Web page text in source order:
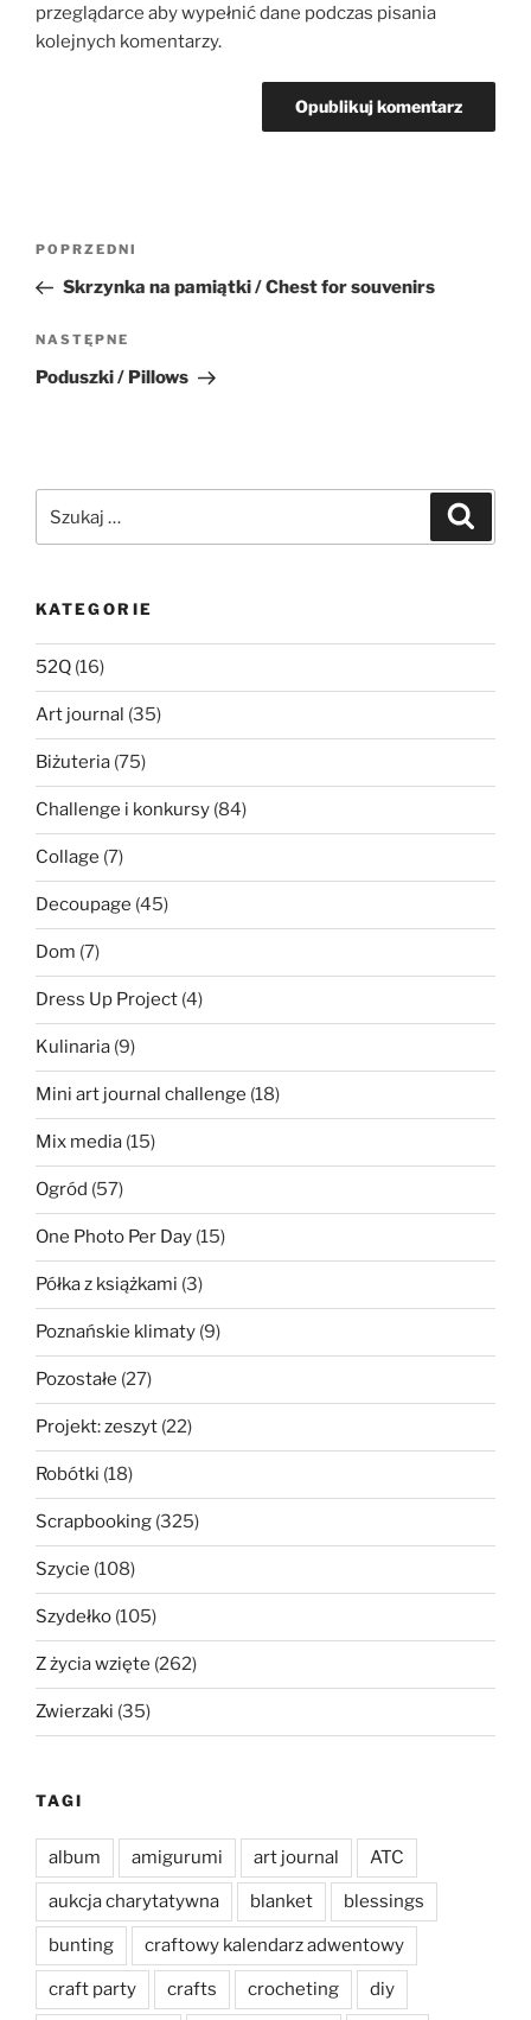
przeglądarce aby wypełnić dane podczas pisania
kolejnych komentarzy.
Nawigacja
Poprzedni
wpis
POPRZEDNI
Skrzynka na pamiątki / Chest for souvenirs
Następny
wpis
NASTĘPNE
Poduszki / Pillows
KATEGORIE
52Q (16)
Art journal (35)
Biżuteria (75)
Challenge i konkursy (84)
Collage (7)
Decoupage (45)
Dom (7)
Dress Up Project (4)
Kulinaria (9)
Mini art journal challenge (18)
Mix media (15)
Ogród (57)
One Photo Per Day (15)
Półka z książkami (3)
Poznańskie klimaty (9)
Pozostałe (27)
Projekt: zeszyt (22)
Robótki (18)
Scrapbooking (325)
Szycie (108)
Szydełko (105)
Z życia wzięte (262)
Zwierzaki (35)
TAGI
album amigurumi art journal ATC
aukcja charytatywna blanket blessings
bunting craftowy kalendarz adwentowy
craft party crafts crocheting diy